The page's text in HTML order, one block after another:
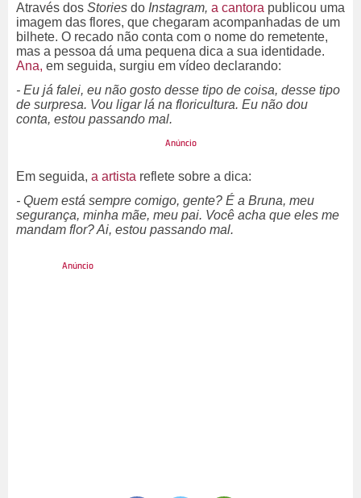
Através dos Stories do Instagram, a cantora publicou uma
imagem das flores, que chegaram acompanhadas de um
bilhete. O recado não conta com o nome do remetente,
mas a pessoa dá uma pequena dica a sua identidade.
Ana, em seguida, surgiu em vídeo declarando:
- Eu já falei, eu não gosto desse tipo de coisa, desse tipo
de surpresa. Vou ligar lá na floricultura. Eu não dou
conta, estou passando mal.
Em seguida, a artista reflete sobre a dica:
- Quem está sempre comigo, gente? É a Bruna, meu
segurança, minha mãe, meu pai. Você acha que eles me
mandam flor? Ai, estou passando mal.